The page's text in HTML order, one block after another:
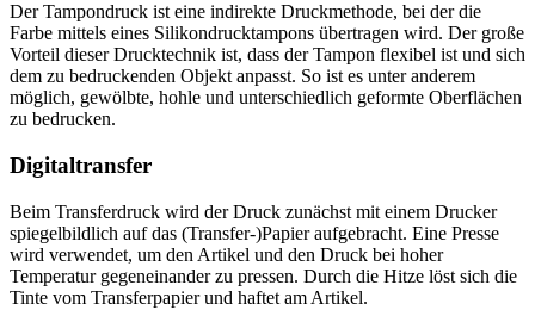
Der Tampondruck ist eine indirekte Druckmethode, bei der die
Farbe mittels eines Silikondrucktampons übertragen wird. Der große
Vorteil dieser Drucktechnik ist, dass der Tampon flexibel ist und sich
dem zu bedruckenden Objekt anpasst. So ist es unter anderem
möglich, gewölbte, hohle und unterschiedlich geformte Oberflächen
zu bedrucken.
Digitaltransfer
Beim Transferdruck wird der Druck zunächst mit einem Drucker
spiegelbildlich auf das (Transfer-)Papier aufgebracht. Eine Presse
wird verwendet, um den Artikel und den Druck bei hoher
Temperatur gegeneinander zu pressen. Durch die Hitze löst sich die
Tinte vom Transferpapier und haftet am Artikel.